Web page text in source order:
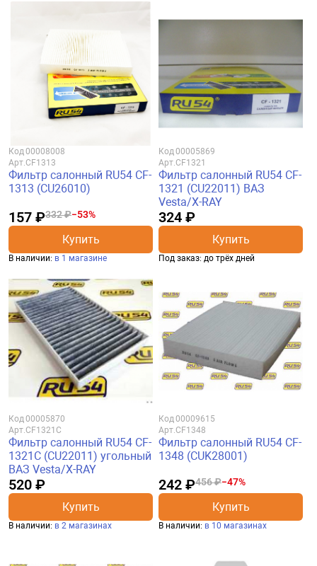
Код00008008
Арт.CF1313
Фильтр салонный RU54 CF-
1313 (CU26010)
157 ₽332 ₽−53%
Купить
В наличии: в 1 магазине
Код00005869
Арт.CF1321
Фильтр салонный RU54 CF-
1321 (CU22011) ВАЗ
Vesta/X-RAY
324 ₽
Купить
Под заказ: до трёх дней
Код00005870
Арт.CF1321C
Фильтр салонный RU54 CF-
1321C (CU22011) угольный
ВАЗ Vesta/X-RAY
520 ₽
Купить
В наличии: в 2 магазинах
Код00009615
Арт.CF1348
Фильтр салонный RU54 CF-
1348 (CUK28001)
242 ₽456 ₽−47%
Купить
В наличии: в 10 магазинах